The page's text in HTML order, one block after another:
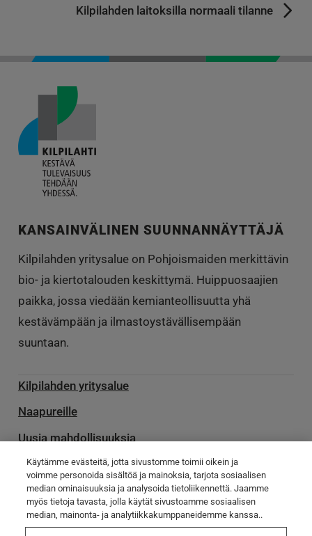
Kilpilahden laitoksilla normaali tilanne
KANSAINVÄLINEN SUUNNANNÄYTTÄJÄ
Kilpilahden yritysalue on Pohjoismaiden merkittävin
bio- ja kiertotalouden keskittymä. Huippuosaajien
paikka, jossa viedään kemianteollisuutta yhä
kestävämpään ja ilmastoystävällisempään
suuntaan.
Kilpilahden yritysalue
Naapureille
Uusia mahdollisuuksia
Palvelu­toimittajille
Ota yhteyttä
Poikkeamatiedotteet
Käytämme evästeitä, jotta sivustomme toimii oikein ja
voimme personoida sisältöä ja mainoksia, tarjota sosiaalisen
median ominaisuuksia ja analysoida tietoliikennettä. Jaamme
myös tietoja tavasta, jolla käytät sivustoamme sosiaalisen
median, mainonta- ja analytiikkakumppaneidemme kanssa..